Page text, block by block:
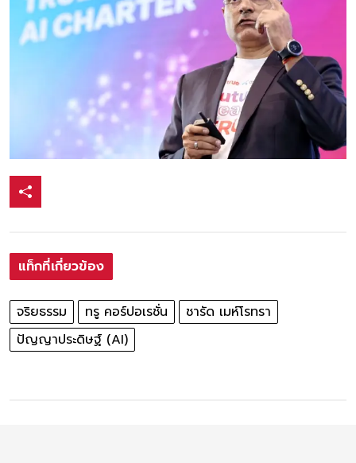
แท็กที่เกี่ยวข้อง
จริยธรรม ทรู คอร์ปอเรชั่น
ชารัด เมห์โรทรา
ปัญญาประดิษฐ์ (AI)